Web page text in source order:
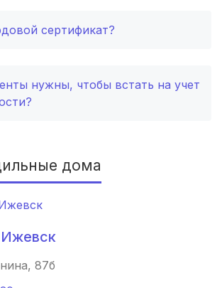
сертификат?
нужны, чтобы встать на учет
дома
87б
(1 роддом)
(1 роддом)